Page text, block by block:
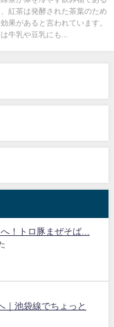
紅茶は発酵された茶葉のため
果があると言われています。
牛乳や豆乳にも...
！トロ豚まぜそば...
｜池袋線でちょっと